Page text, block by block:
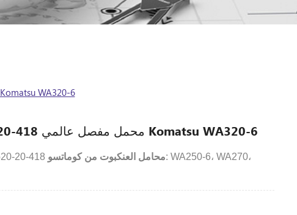
محمل مفصل عالمي 418-20-32620 لـ Komatsu WA320-6
محمل مفصل عالمي 418-20-32620 لـ Komatsu WA320-6
محامل العنكبوت من كوماتسو